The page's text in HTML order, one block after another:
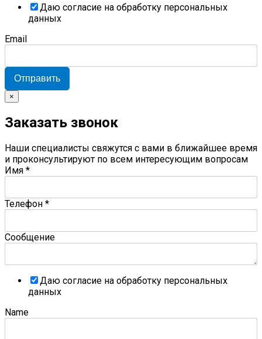
Даю согласие на обработку персональных
данных
Email
Отправить
×
Заказать звонок
Наши специалисты свяжутся с вами в ближайшее время
и проконсультируют по всем интересующим вопросам
Имя *
Телефон *
Сообщение
Даю согласие на обработку персональных
данных
Name